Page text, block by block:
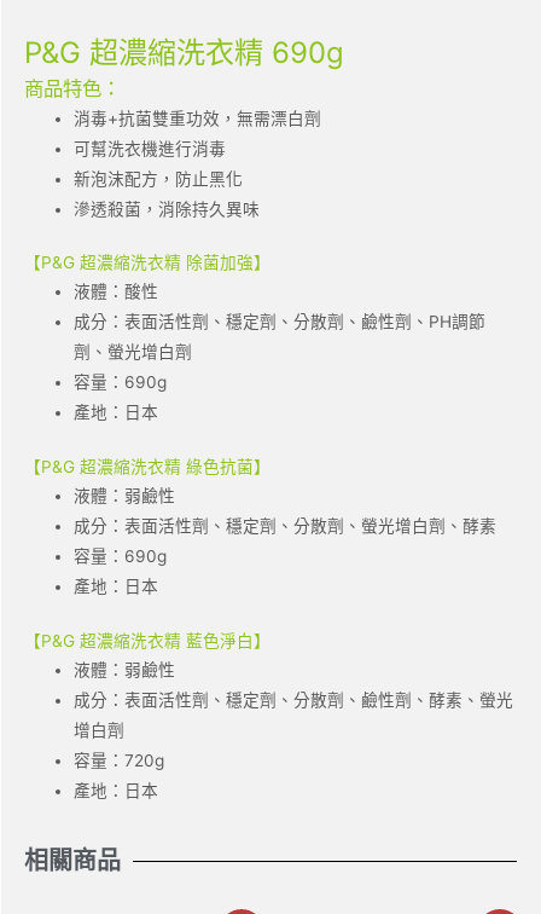
P&G 超濃縮洗衣精 690g
商品特色：
消毒+抗菌雙重功效，無需漂白劑
可幫洗衣機進行消毒
新泡沫配方，防止黑化
滲透殺菌，消除持久異味
【P&G 超濃縮洗衣精 除菌加強】
液體：酸性
成分：表面活性劑、穩定劑、分散劑、鹼性劑、PH調節
劑、螢光增白劑
容量：690g
產地：日本
【P&G 超濃縮洗衣精 綠色抗菌】
液體：弱鹼性
成分：表面活性劑、穩定劑、分散劑、螢光增白劑、酵素
容量：690g
產地：日本
【P&G 超濃縮洗衣精 藍色淨白】
液體：弱鹼性
成分：表面活性劑、穩定劑、分散劑、鹼性劑、酵素、螢光
增白劑
容量：720g
產地：日本
相關商品